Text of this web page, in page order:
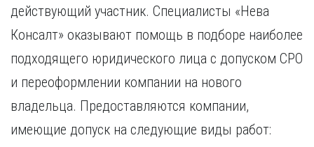
К
Казань
Калуга
Кемерово
Киров
Краснодар
Красноярск
Тольятти
Тула
Тюмень
У
Улан-Удэ
Уфа
действующий участник. Специалисты «Нева
Консалт» оказывают помощь в подборе наиболее
подходящего юридического лица с допуском СРО
и переоформлении компании на нового
владельца. Предоставляются компании,
имеющие допуск на следующие виды работ: